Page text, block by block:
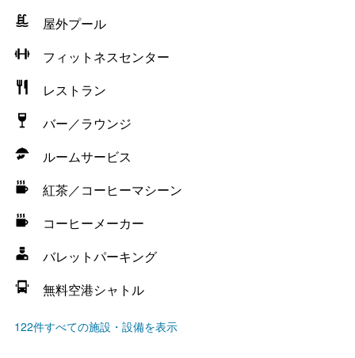
屋外プール
フィットネスセンター
レストラン
バー／ラウンジ
ルームサービス
紅茶／コーヒーマシーン
コーヒーメーカー
バレットパーキング
無料空港シャトル
122件すべての施設・設備を表示